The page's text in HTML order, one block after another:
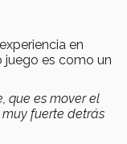
en
juego es como un
que es mover el
fuerte detrás